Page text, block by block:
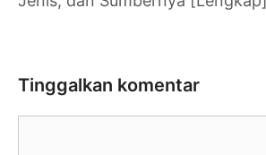
Tinggalkan komentar